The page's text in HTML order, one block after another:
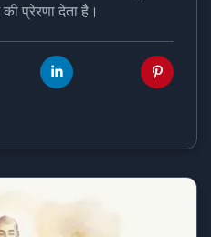
प्रेरणा देता है।